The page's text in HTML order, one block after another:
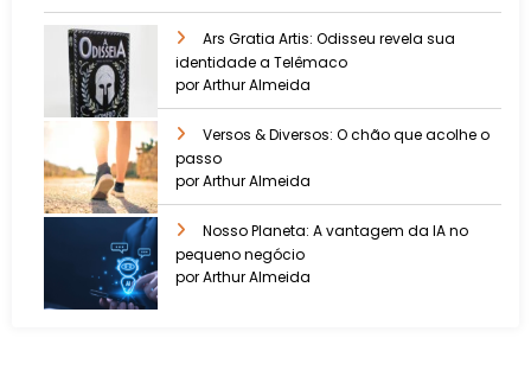
Ars Gratia Artis: Odisseu revela sua
identidade a Telêmaco
por Arthur Almeida
Versos & Diversos: O chão que acolhe o
passo
por Arthur Almeida
Nosso Planeta: A vantagem da IA no
pequeno negócio
por Arthur Almeida